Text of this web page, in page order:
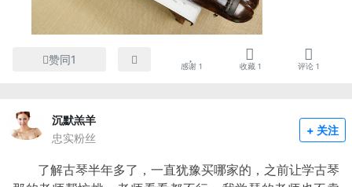
赞同1
感谢1 收藏 1 评论1
沉默羔羊
忠实粉丝
+ 关注
了解古琴半年多了，一直犹豫买哪家的，之前让学古琴